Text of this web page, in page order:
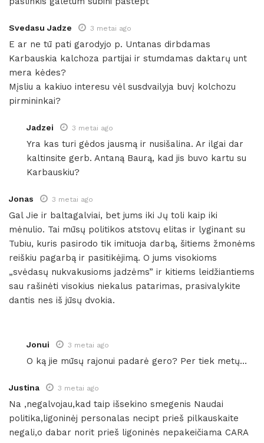
Svedasu Jadze 3 metai ago
E ar ne tū pati garodyjo p. Untanas dirbdamas
Karbauskia kalchoza partijai ir stumdamas daktarų unt
mera kėdes?
Mįsliu a kakiuo interesu vėl susdvailyja buvį kolchozu
pirmininkai?
Jadzei 3 metai ago
Yra kas turi gėdos jausmą ir nusišalina. Ar ilgai dar
kaltinsite gerb. Antaną Baurą, kad jis buvo kartu su
Karbauskiu?
Jonas 3 metai ago
Gal Jie ir baltagalviai, bet jums iki Jų toli kaip iki
mėnulio. Tai mūsų politikos atstovų elitas ir lyginant su
Tubiu, kuris pasirodo tik imituoja darbą, šitiems žmonėms
reiškiu pagarbą ir pasitikėjimą. O jums visokioms
„svėdasų nukvakusioms jadzėms” ir kitiems leidžiantiems
sau rašinėti visokius niekalus patarimas, prasivalykite
dantis nes iš jūsų dvokia.
Jonui 3 metai ago
O ką jie mūsų rajonui padarė gero? Per tiek metų…
Justina 3 metai ago
Na ,negalvojau,kad taip išsekino smegenis Naudai
politika,ligoninėj personalas necipt prieš pilkauskaite
negali,o dabar norit prieš ligoninės nepakeičiama CARA